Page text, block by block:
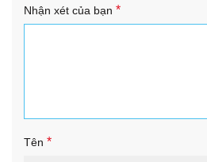
Nhận xét của bạn *
Tên *